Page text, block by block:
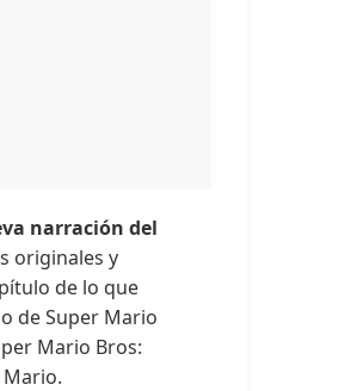
narración del
originales y
de lo que
de Super Mario
Mario Bros: